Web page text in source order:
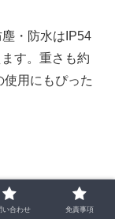
塵・防水はIP54
す。重さも約
用にもぴった
い合わせ 免責事項